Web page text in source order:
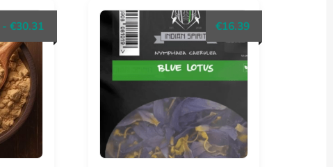
- €30.31Prijsklasse:
€20.04
€16.39